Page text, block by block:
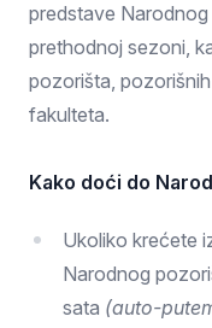
predstave
prethodnoj sezoni,
pozorišta,
fakulteta.
Kako doći do
Ukoliko krećete
Narodnog
sata (auto-